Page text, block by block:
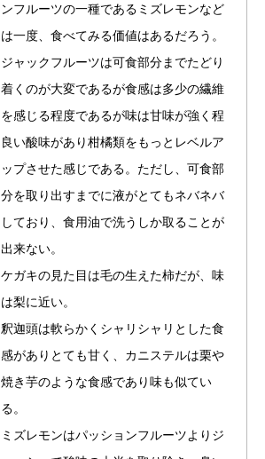
ンフルーツの一種であるミズレモンなど
は一度、食べてみる価値はあるだろう。
ジャックフルーツは可食部分までたどり
着くのが大変であるが食感は多少の繊維
を感じる程度であるが味は甘味が強く程
良い酸味があり柑橘類をもっとレベルア
ップさせた感じである。ただし、可食部
分を取り出すまでに液がとてもネバネバ
しており、食用油で洗うしか取ることが
出来ない。
ケガキの見た目は毛の生えた柿だが、味
は梨に近い。
釈迦頭は軟らかくシャリシャリとした食
感がありとても甘く、カニステルは栗や
焼き芋のような食感であり味も似てい
る。
ミズレモンはパッションフルーツよりジ